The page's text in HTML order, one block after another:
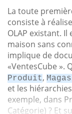
La toute
consiste à
OLAP existant.
maison sans
implique de
«VentesCube ».
Produit,
et les
exemple, dans
Catégorie) ? Et